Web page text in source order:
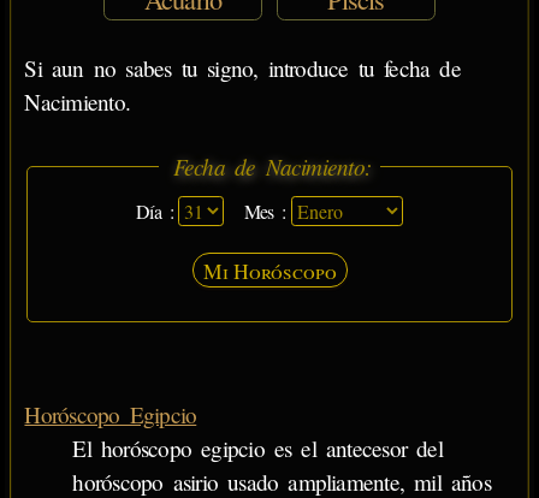
Si aun no sabes tu signo, introduce tu fecha de
Nacimiento.
Fecha de Nacimiento:
Día : Mes :
Mi Horóscopo
Horóscopo Egipcio
El horóscopo egipcio es el antecesor del
horóscopo asirio usado ampliamente, mil años